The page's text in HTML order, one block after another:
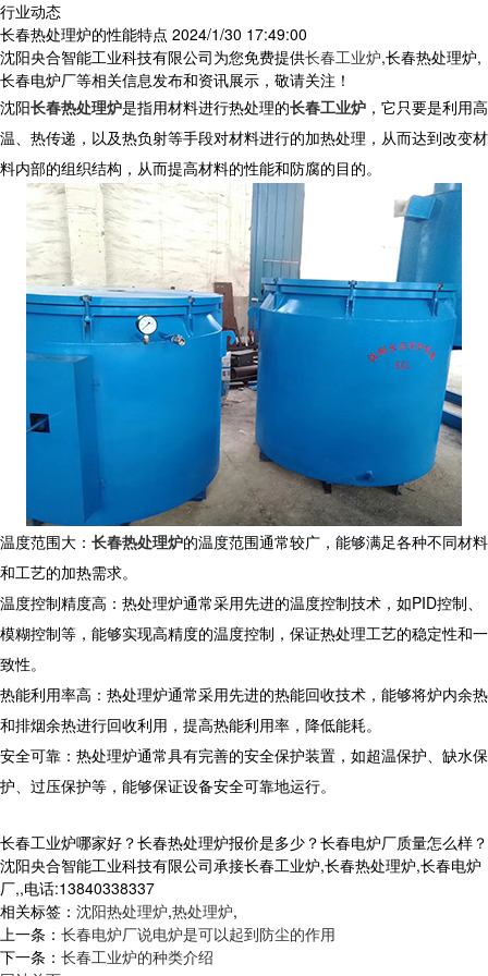
行业动态
长春热处理炉的性能特点 2024/1/30 17:49:00
沈阳央合智能工业科技有限公司为您免费提供长春工业炉,长春热处理炉,
长春电炉厂等相关信息发布和资讯展示，敬请关注！
沈阳长春热处理炉是指用材料进行热处理的长春工业炉 ，它只要是利用高
温、热传递，以及热负射等手段对材料进行的加热处理，从而达到改变材
料内部的组织结构，从而提高材料的性能和防腐的目的。
温度范围大： 长春热处理炉的温度范围通常较广，能够满足各种不同材料
和工艺的加热需求。
温度控制精度高：热处理炉通常采用先进的温度控制技术，如PID控制、
模糊控制等，能够实现高精度的温度控制，保证热处理工艺的稳定性和一
致性。
热能利用率高：热处理炉通常采用先进的热能回收技术，能够将炉内余热
和排烟余热进行回收利用，提高热能利用率，降低能耗。
安全可靠：热处理炉通常具有完善的安全保护装置，如超温保护、缺水保
护、过压保护等，能够保证设备安全可靠地运行。
长春工业炉哪家好？长春热处理炉报价是多少？长春电炉厂质量怎么样？
沈阳央合智能工业科技有限公司承接长春工业炉,长春热处理炉,长春电炉
厂,,电话:13840338337
相关标签： 沈阳热处理炉,热处理炉,
上一条： 长春电炉厂说电炉是可以起到防尘的作用
下一条： 长春工业炉的种类介绍